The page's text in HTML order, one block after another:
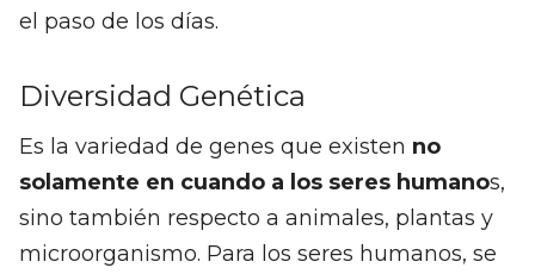
el paso de los días.
Diversidad Genética
Es la variedad de genes que existen no
solamente en cuando a los seres humanos,
sino también respecto a animales, plantas y
microorganismo. Para los seres humanos, se